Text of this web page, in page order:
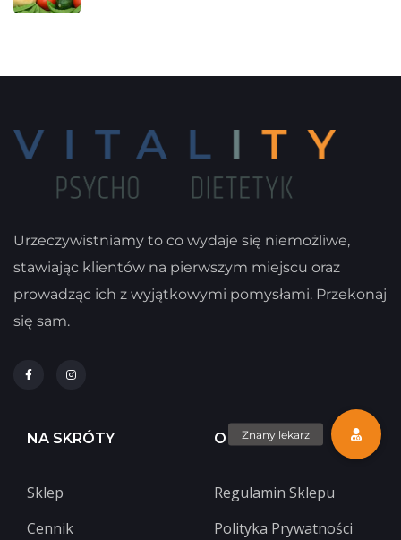
Urzeczywistniamy to co wydaje się niemożliwe,
stawiając klientów na pierwszym miejscu oraz
prowadząc ich z wyjątkowymi pomysłami. Przekonaj
się sam.
NA SKRÓTY
Sklep
Cennik
O FIRMIE
Regulamin Sklepu
Polityka Prywatności